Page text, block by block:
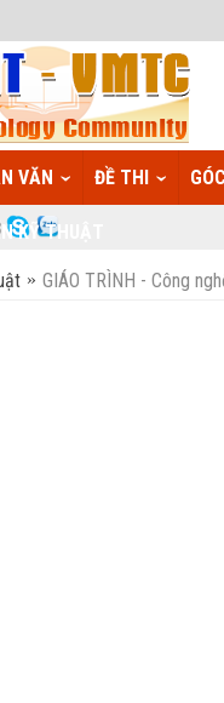
VĂN ĐỀ THI
KỸ THUẬT
GIÁO TRÌNH - Công